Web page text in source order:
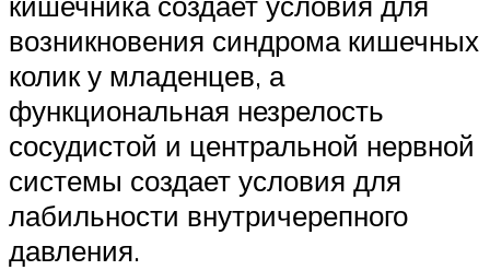
возникновения синдрома кишечных
колик у младенцев, а
функциональная незрелость
сосудистой и центральной нервной
системы создает условия для
лабильности внутричерепного
давления.